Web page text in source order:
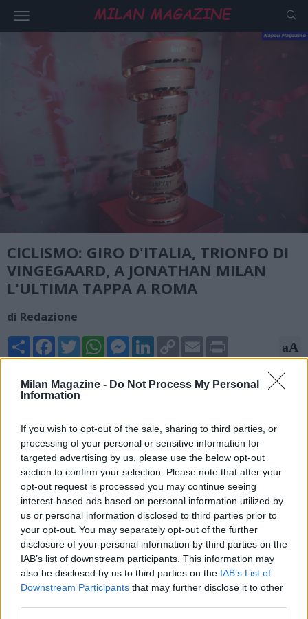
Milan Magazine - Do Not Process My Personal
Information
If you wish to opt-out of the sale, sharing to third parties, or
processing of your personal or sensitive information for
targeted advertising by us, please use the below opt-out
section to confirm your selection. Please note that after your
opt-out request is processed you may continue seeing
interest-based ads based on personal information utilized by
us or personal information disclosed to third parties prior to
your opt-out. You may separately opt-out of the further
disclosure of your personal information by third parties on the
IAB’s list of downstream participants. This information may
also be disclosed by us to third parties on the IAB’s List of
Downstream Participants that may further disclose it to other
CICLISMO: GIRO D'ITALIA, TRIONFO DI
VINGEGAARD, A JONATHAN MILAN
L'ULTIMA TAPPA A ROMA
di Redazione
Share FacebookTwitterWhatsAppMessengerLinkedInCopy
Link
Email aA
31/05/2026 - 19:16
con arrivo a Circo Massimo.